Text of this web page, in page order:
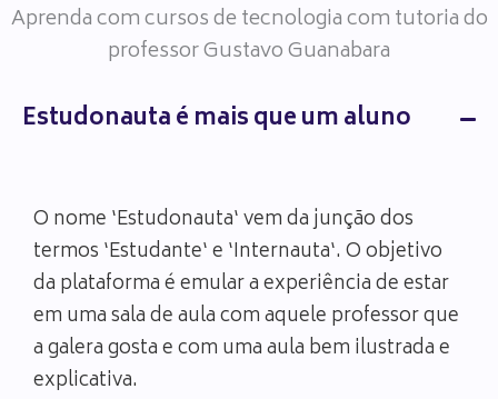
Aprenda com cursos de tecnologia com tutoria do
professor Gustavo Guanabara
Estudonauta é mais que um aluno
O nome ‘Estudonauta‘ vem da junção dos
termos ‘Estudante‘ e ‘Internauta‘. O objetivo
da plataforma é emular a experiência de estar
em uma sala de aula com aquele professor que
a galera gosta e com uma aula bem ilustrada e
explicativa.